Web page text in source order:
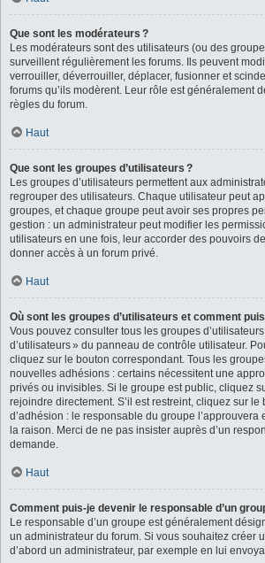
Que sont les modérateurs ?
Les modérateurs sont des utilisateurs (ou des
surveillent régulièrement les forums. Ils peuvent
verrouiller, déverrouiller, déplacer, fusionner et
forums qu’ils modèrent. Leur rôle est généralement
règles du forum.
Haut
Que sont les groupes d’utilisateurs ?
Les groupes d’utilisateurs permettent aux
regrouper des utilisateurs. Chaque utilisateur peut
groupes, et chaque groupe peut avoir ses propres
gestion : un administrateur peut modifier les
utilisateurs en une fois, leur accorder des pouvoirs
donner accès à un forum privé.
Haut
Où sont les groupes d’utilisateurs et comment
Vous pouvez consulter tous les groupes
d’utilisateurs » du panneau de contrôle utilisateur.
cliquez sur le bouton correspondant. Tous les
nouvelles adhésions : certains nécessitent une
privés ou invisibles. Si le groupe est public, cliquez
rejoindre directement. S’il est restreint, cliquez sur le
d’adhésion : le responsable du groupe l’approuvera
la raison. Merci de ne pas insister auprès d’un
demande.
Haut
Comment puis-je devenir le responsable d’un
Le responsable d’un groupe est généralement
un administrateur du forum. Si vous souhaitez créer
d’abord un administrateur, par exemple en lui